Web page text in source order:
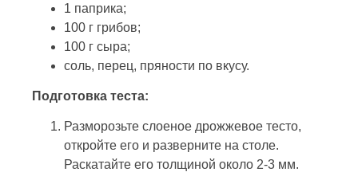
1 паприка;
100 г грибов;
100 г сыра;
соль, перец, пряности по вкусу.
Подготовка теста:
Разморозьте слоеное дрожжевое тесто,
откройте его и разверните на столе.
Раскатайте его толщиной около 2-3 мм.